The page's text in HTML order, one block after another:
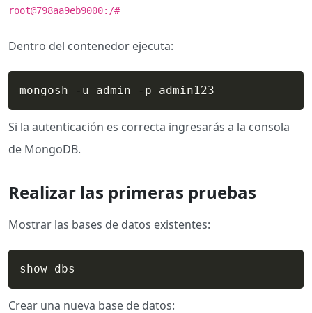
root@798aa9eb9000:/#
Dentro del contenedor ejecuta:
mongosh -u admin -p admin123
Si la autenticación es correcta ingresarás a la consola
de MongoDB.
Realizar las primeras pruebas
Mostrar las bases de datos existentes:
show dbs
Crear una nueva base de datos: